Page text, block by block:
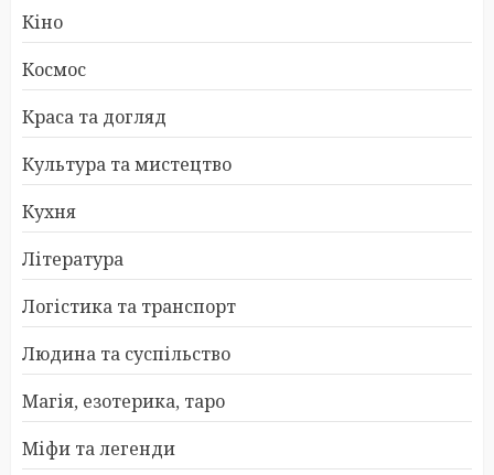
Кіно
Космос
Краса та догляд
Культура та мистецтво
Кухня
Література
Логістика та транспорт
Людина та суспільство
Магія, езотерика, таро
Міфи та легенди